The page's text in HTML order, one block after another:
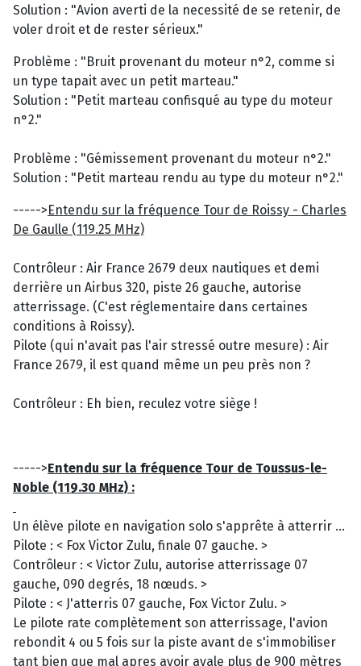
Solution : "Avion averti de la necessité de se retenir, de
voler droit et de rester sérieux."
Problème : "Bruit provenant du moteur n°2, comme si
un type tapait avec un petit marteau."
Solution : "Petit marteau confisqué au type du moteur
n°2."
Problème : "Gémissement provenant du moteur n°2."
Solution : "Petit marteau rendu au type du moteur n°2."
----->Entendu sur la fréquence Tour de Roissy - Charles
De Gaulle (119.25 MHz)
Contrôleur : Air France 2679 deux nautiques et demi
derrière un Airbus 320, piste 26 gauche, autorise
atterrissage. (C'est réglementaire dans certaines
conditions à Roissy).
Pilote (qui n'avait pas l'air stressé outre mesure) : Air
France 2679, il est quand même un peu près non ?
Contrôleur : Eh bien, reculez votre siège !
----->Entendu sur la fréquence Tour de Toussus-le-
Noble (119.30 MHz) :
Un élève pilote en navigation solo s'apprête à atterrir ...
Pilote : < Fox Victor Zulu, finale 07 gauche. >
Contrôleur : < Victor Zulu, autorise atterrissage 07
gauche, 090 degrés, 18 nœuds. >
Pilote : < J'atterris 07 gauche, Fox Victor Zulu. >
Le pilote rate complètement son atterrissage, l'avion
rebondit 4 ou 5 fois sur la piste avant de s'immobiliser
tant bien que mal apres avoir avale plus de 900 mètres